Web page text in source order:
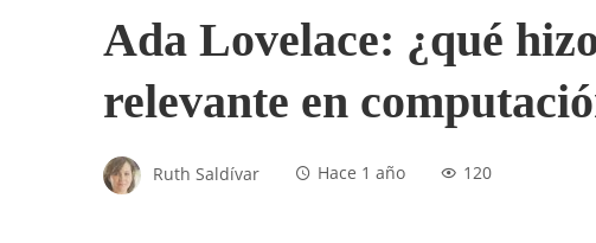
Ada Lovelace: ¿qué
relevante en
Ruth Saldívar Hace 1 año 120